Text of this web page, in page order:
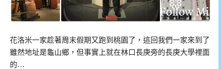
花洛米一家趁著周末假期又跑到桃園了，這回我們一家來到了
雖然地址是龜山鄉，但事實上就在林口長庚旁的長庚大學裡面
的…